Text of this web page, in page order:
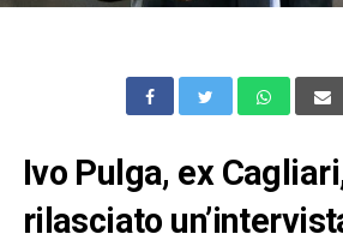
Ivo Pulga, ex
rilasciato